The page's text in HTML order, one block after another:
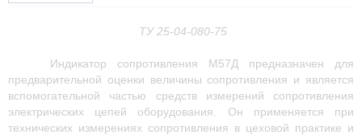
ТУ 25-04-080-75
Индикатор сопротивления М57Д предназначен для
предварительной оценки величины сопротивления и является
вспомогательной частью средств измерений сопротивления
электрических цепей оборудования. Он применяется при
технических измерениях сопротивления в цеховой практике и